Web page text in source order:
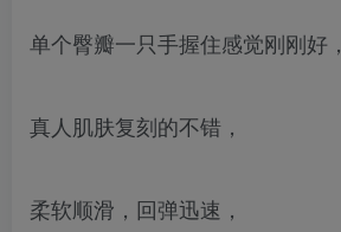
单个臀瓣一只手握住感觉刚刚好，
真人肌肤复刻的不错，
柔软顺滑，回弹迅速，